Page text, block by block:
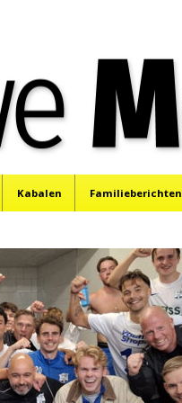
Kabalen Familieberichten